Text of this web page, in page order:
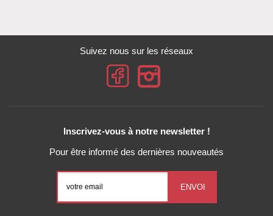
Suivez nous sur les réseaux
Inscrivez-vous à notre newsletter !
Pour être informé des dernières nouveautés